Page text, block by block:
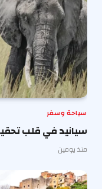
سياحة وسفر
سيانيد في قلب
منذ يومين